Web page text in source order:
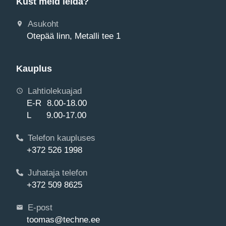
Asukoht
Otepää linn, Metalli tee 1
Kauplus
Lahtiolekuajad
E-R 8.00-18.00
L 9.00-17.00
Telefon kaupluses
+372 526 1998
Juhataja telefon
+372 509 8625
E-post
toomas@techne.ee